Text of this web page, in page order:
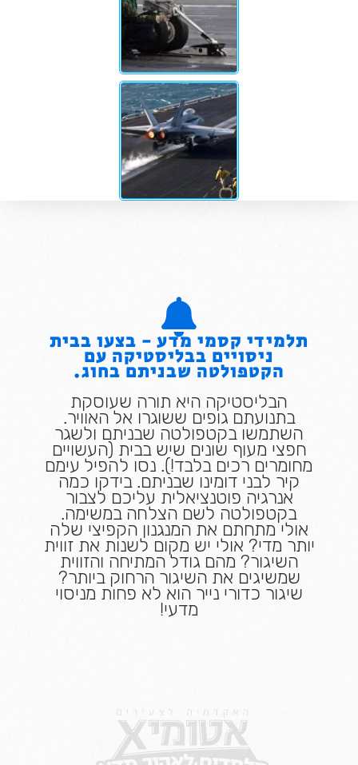
תלמידי קסמי מדע - בצעו בבית
ניסויים בבליסטיקה עם
הקטפולטה שבניתם בחוג.
הבליסטיקה היא תורה שעוסקת
בתנועתם גופים ששוגרו אל האוויר.
השתמשו בקטפולטה שבניתם ולשגר
חפצי מעוף שונים שיש בבית (העשויים
מחומרים רכים בלבד!). נסו להפיל עימם
קיר לבני דומינו שבניתם. בידקו כמה
אנרגיה פוטנציאלית עליכם לצבור
בקטפולטה לשם הצלחה במשימה.
אולי מתחתם את המנגנון הקפיצי שלה
יותר מדי? אולי יש מקום לשנות את זווית
השיגור? מהם גודל המתיחה והזווית
שמשיגים את השיגור הרחוק ביותר?
שיגור כדורי נייר הוא לא פחות מניסוי
מדעי!